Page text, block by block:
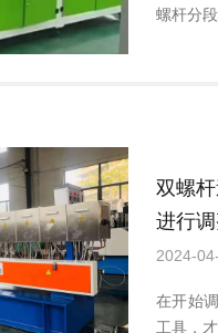
螺杆分
双螺
进行
2024-
在开始
工具，